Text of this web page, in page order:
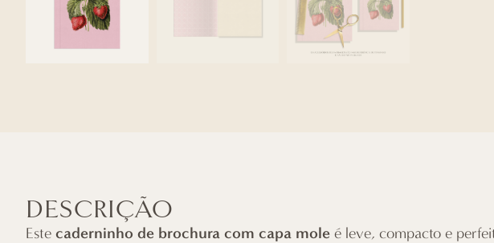
DESCRIÇÃO
Este caderninho de brochura com capa mole é leve, compacto e